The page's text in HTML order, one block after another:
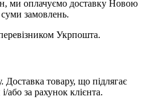
ми оплачуємо доставку Новою
замовлень.
Укрпошта.
товару, що підлягає
або за рахунок клієнта.